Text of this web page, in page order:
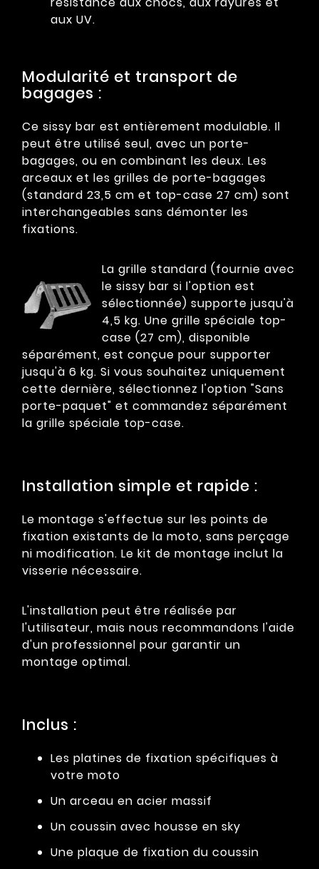
aux UV.
Modularité et transport de
bagages :
Ce sissy bar est entièrement modulable. Il
peut être utilisé seul, avec un porte-
bagages, ou en combinant les deux. Les
arceaux et les grilles de porte-bagages
(standard 23,5 cm et top-case 27 cm) sont
interchangeables sans démonter les
fixations.
La grille standard (fournie avec
le sissy bar si l'option est
sélectionnée) supporte jusqu'à
4,5 kg. Une grille spéciale top-
case (27 cm), disponible
séparément, est conçue pour supporter
jusqu'à 6 kg. Si vous souhaitez uniquement
cette dernière, sélectionnez l'option "Sans
porte-paquet" et commandez séparément
la grille spéciale top-case.
Installation simple et rapide :
Le montage s'effectue sur les points de
fixation existants de la moto, sans perçage
ni modification. Le kit de montage inclut la
visserie nécessaire.
L'installation peut être réalisée par
l'utilisateur, mais nous recommandons l'aide
d'un professionnel pour garantir un
montage optimal.
Inclus :
Les platines de fixation spécifiques à
votre moto
Un arceau en acier massif
Un coussin avec housse en sky
Une plaque de fixation du coussin